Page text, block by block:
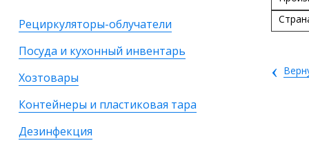
Рециркуляторы-облучатели
Посуда и кухонный инвентарь
Хозтовары
Контейнеры и пластиковая тара
Дезинфекция
‹